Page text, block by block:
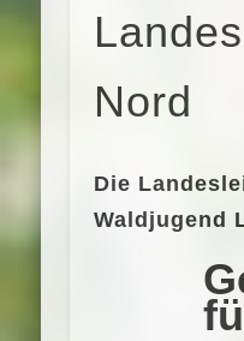
Nord
Die
Waldjugend